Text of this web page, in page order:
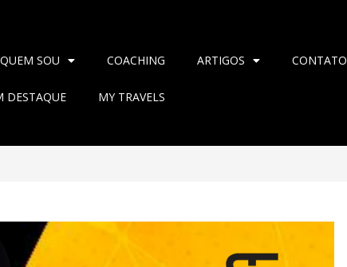
QUEM SOU COACHING ARTIGOS CONTATO
DESTAQUE MY TRAVELS